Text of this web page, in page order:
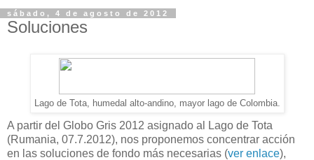
sábado, 4 de agosto de 2012
Soluciones
Lago de Tota, humedal alto-andino, mayor lago de Colombia.
A partir del Globo Gris 2012 asignado al Lago de Tota
(Rumania, 07.7.2012), nos proponemos concentrar acción
en las soluciones de fondo más necesarias (ver enlace),